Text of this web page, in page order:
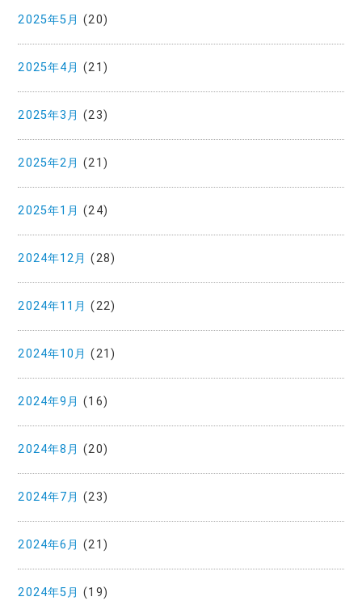
2025年5月 (20)
2025年4月 (21)
2025年3月 (23)
2025年2月 (21)
2025年1月 (24)
2024年12月 (28)
2024年11月 (22)
2024年10月 (21)
2024年9月 (16)
2024年8月 (20)
2024年7月 (23)
2024年6月 (21)
2024年5月 (19)